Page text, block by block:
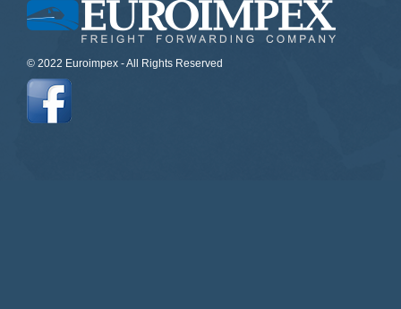
© 2022 Euroimpex - All Rights Reserved